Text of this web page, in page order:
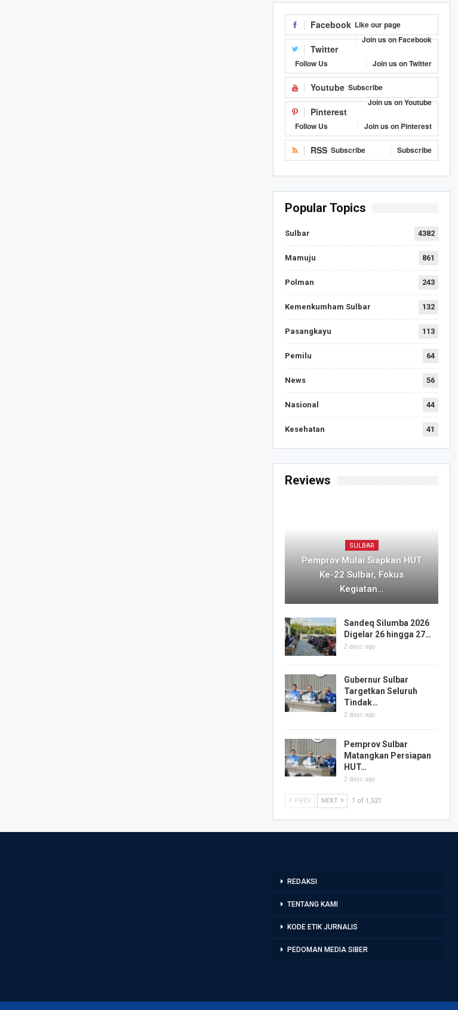
Facebook Like our page
Join us on Facebook
Twitter
Follow Us Join us on Twitter
Youtube Subscribe
Join us on Youtube
Pinterest
Follow Us Join us on Pinterest
RSS Subscribe Subscribe
Popular Topics
Sulbar 4382
Mamuju 861
Polman 243
Kemenkumham Sulbar 132
Pasangkayu 113
Pemilu 64
News 56
Nasional 44
Kesehatan 41
Reviews
SULBAR
Pemprov Mulai Siapkan HUT
Ke-22 Sulbar, Fokus
Kegiatan…
Sandeq Silumba 2026
Digelar 26 hingga 27…
2 days ago
Gubernur Sulbar
Targetkan Seluruh
Tindak…
2 days ago
Pemprov Sulbar
Matangkan Persiapan
HUT…
2 days ago
PREV NEXT 1 of 1,521
REDAKSI
TENTANG KAMI
KODE ETIK JURNALIS
PEDOMAN MEDIA SIBER